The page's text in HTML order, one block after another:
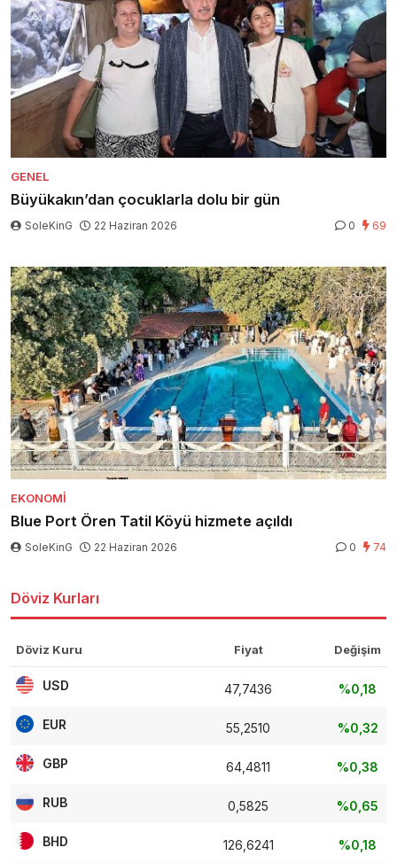
GENEL
Büyükakın’dan çocuklarla dolu bir gün
SoleKinG 22 Haziran 2026 0 69
EKONOMI
Blue Port Ören Tatil Köyü hizmete açıldı
SoleKinG 22 Haziran 2026 0 74
Döviz Kurları
Döviz Kuru Fiyat Değişim
USD 47,7436 %0,18
EUR 55,2510 %0,32
GBP 64,4811 %0,38
RUB 0,5825 %0,65
BHD 126,6241 %0,18